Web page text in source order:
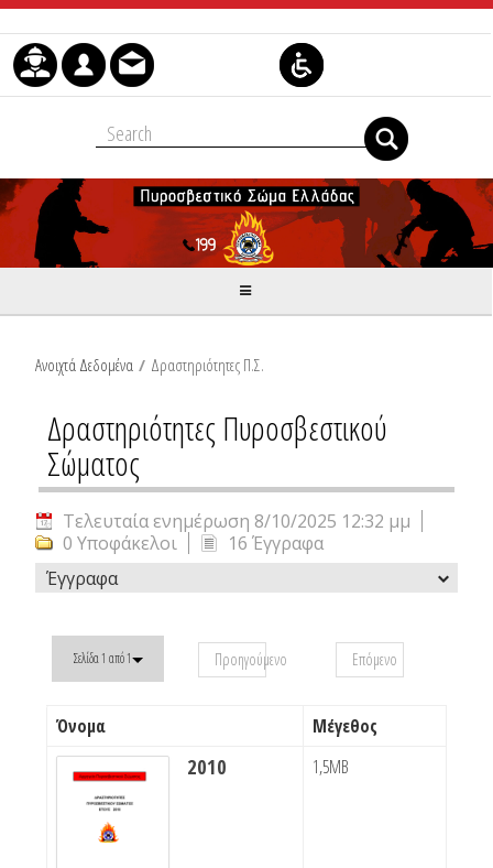
Μετάβαση στο περιεχόμενο
Ανοιχτά Δεδομένα / Δραστηριότητες Π.Σ.
Δραστηριότητες Πυροσβεστικού
Σώματος
Τελευταία ενημέρωση 8/10/2025 12:32 μμ
0 Υποφάκελοι
16 Έγγραφα
Έγγραφα
Σελίδα 1 από 1 Προηγούμενο Επόμενο
Όνομα Μέγεθος
2010 1,5MB